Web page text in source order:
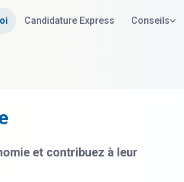
Candidature Express Conseils
et contribuez à leur